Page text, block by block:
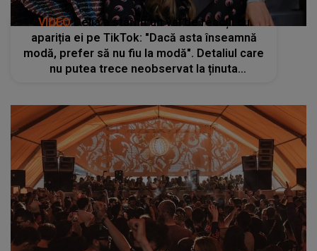
VIDEODelia a stârnit un val de reacții cu
apariția ei pe TikTok: "Dacă asta înseamnă
modă, prefer să nu fiu la modă". Detaliul care
nu putea trece neobservat la ținuta